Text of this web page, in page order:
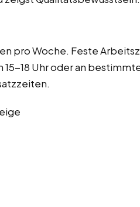
pro Woche. Feste
18 Uhr oder an